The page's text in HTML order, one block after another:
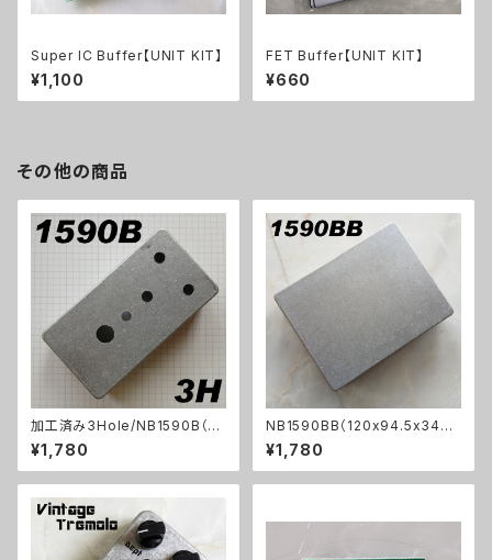
Super IC Buffer【UNIT KIT】
¥1,100
FET Buffer【UNIT KIT】
¥660
その他の商品
加工済み3Hole/NB1590B（11
2x61x32mm）アルミダイキャス
トケース
¥1,780
NB1590BB（120x94.5x34ｍ
ｍ）アルミダイキャストケース
¥1,780